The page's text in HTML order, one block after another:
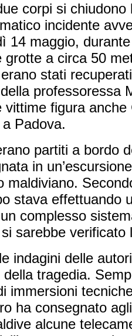
corpi si chiudono
incidente
14 maggio, durante
grotte a circa 50
stati
professoressa
vittime figura anche
Padova.
partiti a bordo
in
maldiviano.
stava effettuando
complesso
sarebbe verificato
indagini delle
tragedia.
immersioni
ha consegnato
alcune